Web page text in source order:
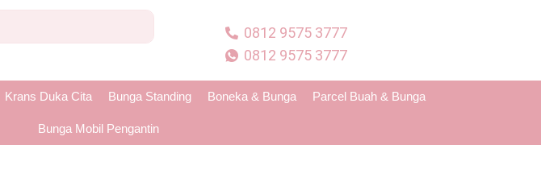
0812 9575 3777
0812 9575 3777
Krans Duka Cita Bunga Standing Boneka & Bunga Parcel Buah & Bunga
Bunga Mobil Pengantin